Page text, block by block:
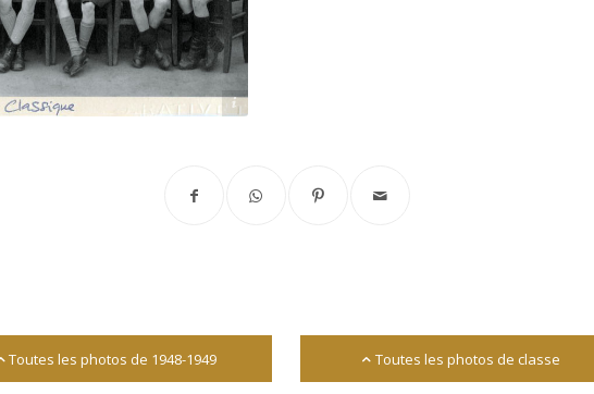
Source : Robert Blanc
Toutes les photos de 1948-1949 Toutes les photos de classe